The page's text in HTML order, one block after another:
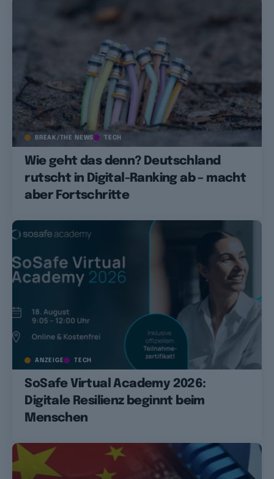
BREAK/THE NEWS TECH
Wie geht das denn? Deutschland
rutscht in Digital-Ranking ab – macht
aber Fortschritte
ANZEIGE TECH
SoSafe Virtual Academy 2026:
Digitale Resilienz beginnt beim
Menschen